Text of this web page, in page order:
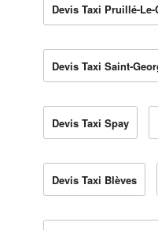
Devis Taxi Pruillé-Le-
Devis Taxi Saint-
Devis Taxi Spay
Devis Taxi Blèves